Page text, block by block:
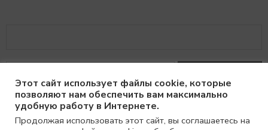
Этот сайт использует файлы cookie, которые
позволяют нам обеспечить вам максимально
удобную работу в Интернете.
Продолжая использовать этот сайт, вы соглашаетесь на